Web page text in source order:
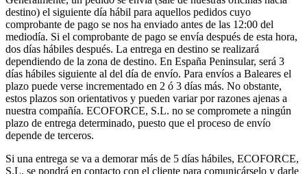
destino) el siguiente día hábil para aquellos pedidos cuyo
comprobante de pago se nos ha enviado antes de las 12:00 del
mediodía. Si el comprobante de pago se envía después de esta hora,
dos días hábiles después. La entrega en destino se realizará
dependiendo de la zona de destino. En España Peninsular, será 3
días hábiles siguiente al del día de envío. Para envíos a Baleares el
plazo puede verse incrementado en 2 ó 3 días más. No obstante,
estos plazos son orientativos y pueden variar por razones ajenas a
nuestra compañía. ECOFORCE, S.L. no se compromete a ningún
plazo de entrega determinado, puesto que el proceso de envío
depende de terceros.
Si una entrega se va a demorar más de 5 días hábiles, ECOFORCE,
S.L. se pondrá en contacto con el cliente para comunicárselo y darle